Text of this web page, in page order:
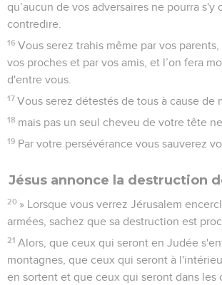
qu’aucun de vos adversaires ne pourra s'y
contredire.
16 Vous serez trahis même par vos
vos proches et par vos amis, et l’on fera
d'entre vous.
17 Vous serez détestés de tous à cause de
18 mais pas un seul cheveu de votre tête
19 Par votre persévérance vous sauverez
Jésus annonce la destruction
20 » Lorsque vous verrez Jérusalem
armées, sachez que sa destruction est
21 Alors, que ceux qui seront en Judée
montagnes, que ceux qui seront à
en sortent et que ceux qui seront dans les